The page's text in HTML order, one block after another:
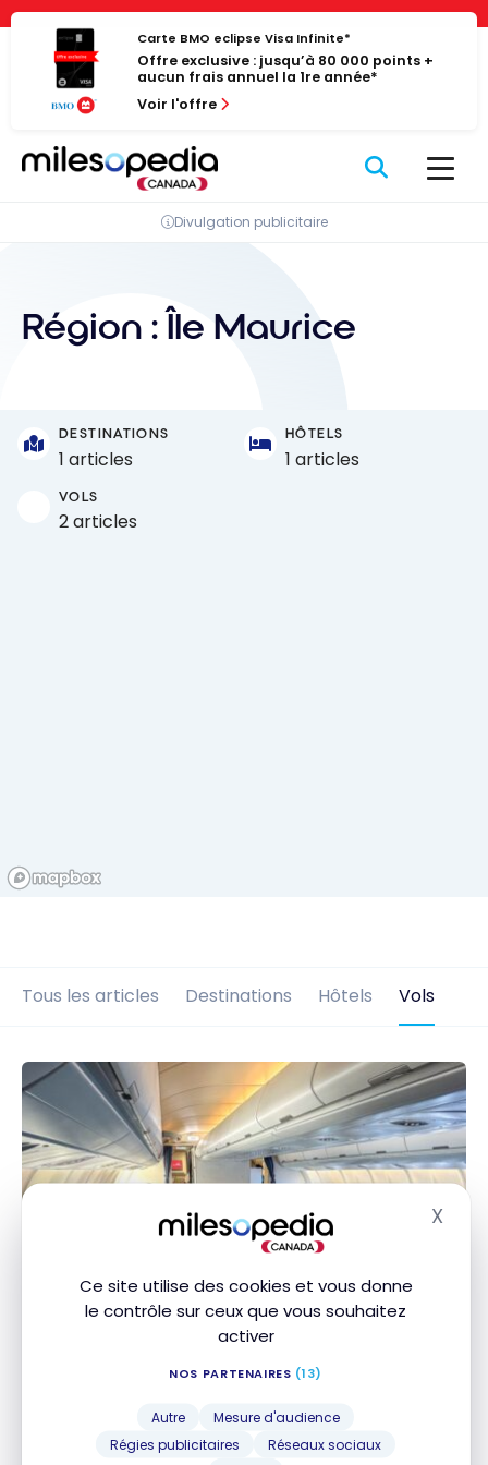
Panneau de gestion des cookies
Ce site utilise des cookies et vous donne
le contrôle sur ceux que vous souhaitez
activer
NOS PARTENAIRES (13)
Autre
Mesure d'audience
Régies publicitaires
Réseaux sociaux
X
Passer
contenu
Carte BMO eclipse Visa Infinite*
Offre exclusive : jusqu’à 80 000 points +
aucun frais annuel la 1re année*
Voir l'offre
Divulgation publicitaire
Région :Île Maurice
DESTINATIONS
1 articles
HÔTELS
1 articles
VOLS
2 articles
Tous les articles Destinations Hôtels Vols
Avis : Air Mauritius A330neo Classe Affaires | Genève
Avis : Air Mauritius A330neo Classe
Affaires | Genève – Maurice